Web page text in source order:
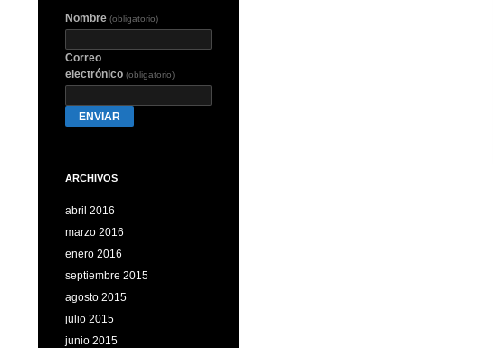
Nombre (obligatorio)
Correo
electrónico (obligatorio)
ENVIAR
ARCHIVOS
abril 2016
marzo 2016
enero 2016
septiembre 2015
agosto 2015
julio 2015
junio 2015